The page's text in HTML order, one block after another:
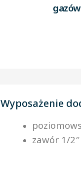
Wyposażenie
zawór 1/